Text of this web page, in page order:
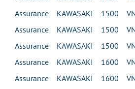
Assurance KAWASAKI 1500 VN
Assurance KAWASAKI 1500 VN
Assurance KAWASAKI 1500 VN
Assurance KAWASAKI 1600 VN
Assurance KAWASAKI 1600 VN